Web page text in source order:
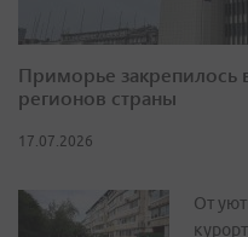
Приморье закрепилось
регионов страны
17.07.2026
От